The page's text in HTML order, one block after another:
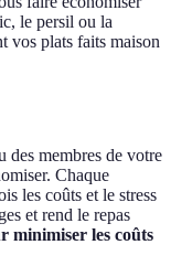
le persil ou la
vos plats faits maison
des membres de votre
Chaque
les coûts et le stress
et rend le repas
minimiser les coûts